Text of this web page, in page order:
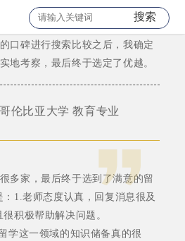
搜索
二我就开始关心申硕的信息开始
口碑进行搜索比较之后，我确定
地考察，最后终于选定了优越。
哥伦比亚大学 教育专业
多家，最后终于选到了满意的留
1.老师态度认真，回复消息很及
积极帮助解决问题。
学这一领域的知识储备真的很